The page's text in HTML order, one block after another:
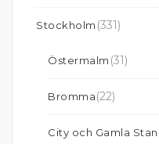
Stockholm (331)
Östermalm (31)
Bromma(22)
City och Gamla Stan